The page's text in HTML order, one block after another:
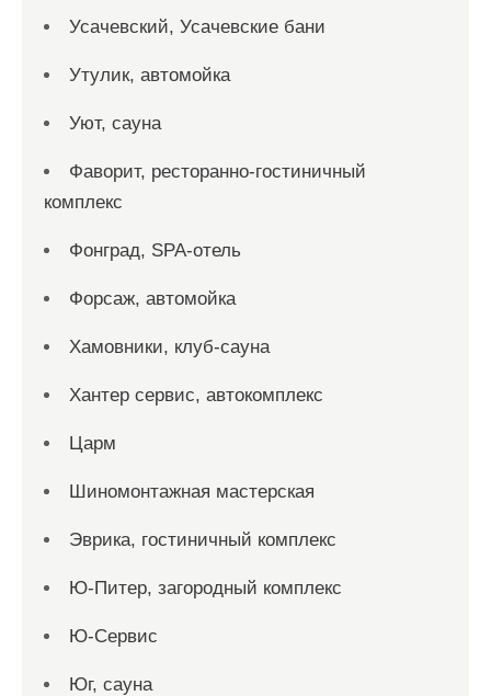
Усачевский, Усачевские бани
Утулик, автомойка
Уют, сауна
Фаворит, ресторанно-гостиничный
комплекс
Фонград, SPA-отель
Форсаж, автомойка
Хамовники, клуб-сауна
Хантер сервис, автокомплекс
Царм
Шиномонтажная мастерская
Эврика, гостиничный комплекс
Ю-Питер, загородный комплекс
Ю-Сервис
Юг, сауна